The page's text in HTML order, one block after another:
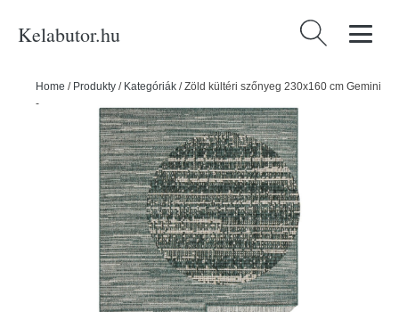
Kelabutor.hu Keresés:
Home / Produkty / Kategóriák /Zöld kültéri szőnyeg 230x160 cm Gemini
- Elle Decoration